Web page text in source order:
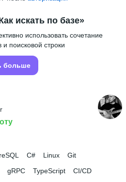
искать по базе»
использовать сочетание
и поисковой строки
больше
C# Linux
Git
gRPC TypeScript
CI/CD